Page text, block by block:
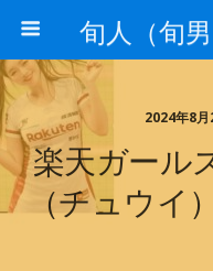
2024年8
楽天ガール
（チュウイ